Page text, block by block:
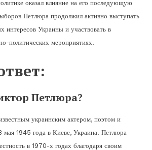
оказал влияние на его последующую
Петлюра продолжил активно выступать
интересов Украины и участвовать в
политических мероприятиях.
Петлюра?
украинским актером, поэтом и
мая 1945 года в Киеве, Украина. Петлюра
в 1970-х годах благодаря своим